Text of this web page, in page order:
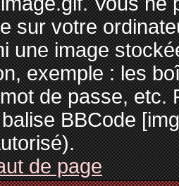
sur votre
une image
exemple : les
de passe, etc.
BBCode
de page